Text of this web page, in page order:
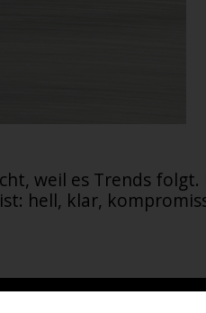
weil es Trends folgt.
hell, klar,